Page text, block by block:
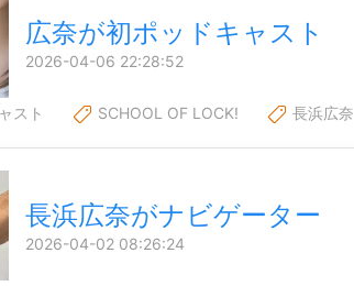
広奈が初ポッドキャスト
2026-04-06 22:28:52
スト SCHOOL OF LOCK! 長浜広奈
長浜広奈がナビゲーター
2026-04-02 08:26:24